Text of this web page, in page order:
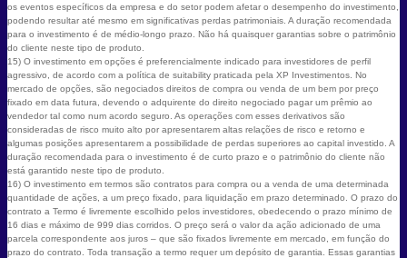
os eventos específicos da empresa e do setor podem afetar o desempenho do investimento,
podendo resultar até mesmo em significativas perdas patrimoniais. A duração recomendada
para o investimento é de médio-longo prazo. Não há quaisquer garantias sobre o patrimônio
do cliente neste tipo de produto.
15) O investimento em opções é preferencialmente indicado para investidores de perfil
agressivo, de acordo com a política de suitability praticada pela XP Investimentos. No
mercado de opções, são negociados direitos de compra ou venda de um bem por preço
fixado em data futura, devendo o adquirente do direito negociado pagar um prêmio ao
vendedor tal como num acordo seguro. As operações com esses derivativos são
consideradas de risco muito alto por apresentarem altas relações de risco e retorno e
algumas posições apresentarem a possibilidade de perdas superiores ao capital investido. A
duração recomendada para o investimento é de curto prazo e o patrimônio do cliente não
está garantido neste tipo de produto.
16) O investimento em termos são contratos para compra ou a venda de uma determinada
quantidade de ações, a um preço fixado, para liquidação em prazo determinado. O prazo do
contrato a Termo é livremente escolhido pelos investidores, obedecendo o prazo mínimo de
16 dias e máximo de 999 dias corridos. O preço será o valor da ação adicionado de uma
parcela correspondente aos juros – que são fixados livremente em mercado, em função do
prazo do contrato. Toda transação a termo requer um depósito de garantia. Essas garantias